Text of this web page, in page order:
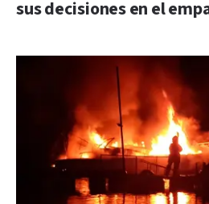
sus decisiones en el